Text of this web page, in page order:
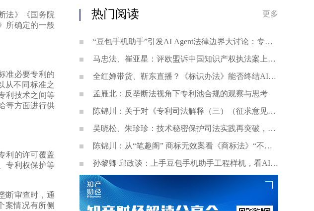
法》《国务院
所确定的一般
准必要专利的
从不同标准之
利技术之间等
等方面进行供
利的许可覆盖
专利权保护等
断审查时，通
案情况有所侧
热门阅读 更多
“豆包手机助手”引发AI Agent法律边界大讨论：专家
深度剖析数据合规与竞争秩序
马忠法、崔亚星：评欧盟诉中国知识产权执法案上诉
仲裁裁决
全红婵带货、靳东直播？《标识办法》能否终结AI拟
声乱象？
孟雁北：反垄断法视角下专利池合规的观察与思考
陈锦川：关于对《专利司法解释（三）（征求意见
稿）》几个诉讼程序问题的意见建议
吴晓松、朱珍珍：技术秘密保护司法实践再突破，高
质量审判护航科技创新——北京精雕公司诉田某、深
圳创世纪公司侵害技术秘密案浅析
陈锦川：从“笔趣阁” 商标无效案看《商标法》“不良
影响”条款的司法适用边界
孙黎卿 邱政谈：上手豆包手机助手工程样机，看AI手
机行业法律风险